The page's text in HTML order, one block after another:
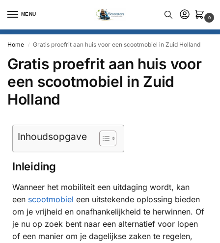
MENU
0
Home / Gratis proefrit aan huis voor een scootmobiel in Zuid Holland
Gratis proefrit aan huis voor
een scootmobiel in Zuid
Holland
Inhoudsopgave
Inleiding
Wanneer het mobiliteit een uitdaging wordt, kan
een scootmobiel een uitstekende oplossing bieden
om je vrijheid en onafhankelijkheid te herwinnen. Of
je nu op zoek bent naar een alternatief voor lopen
of een manier om je dagelijkse zaken te regelen,